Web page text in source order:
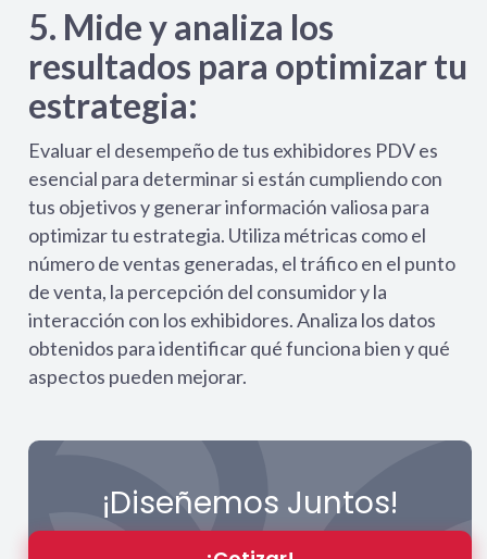
5. Mide y analiza los
resultados para optimizar tu
estrategia:
Evaluar el desempeño de tus exhibidores PDV es
esencial para determinar si están cumpliendo con
tus objetivos y generar información valiosa para
optimizar tu estrategia. Utiliza métricas como el
número de ventas generadas, el tráfico en el punto
de venta, la percepción del consumidor y la
interacción con los exhibidores. Analiza los datos
obtenidos para identificar qué funciona bien y qué
aspectos pueden mejorar.
¡Diseñemos Juntos!